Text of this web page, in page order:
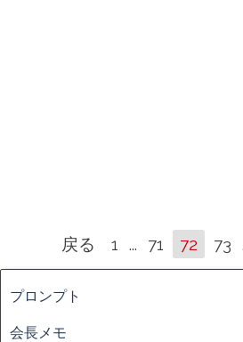
戻る ページに移動：
1 ... ページに移
71 現在の
72 ペ
73
ブロックをスキップ
プロンプト
会長メモ